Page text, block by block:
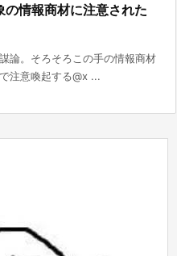
の情報商材に注意された
論。そろそろこの手の情報商材
注意喚起する@x ...